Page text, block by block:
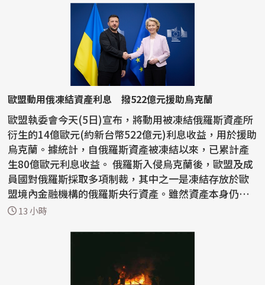
歐盟動用俄凍結資產利息 撥522億元援助烏克蘭
歐盟執委會今天(5日)宣布，將動用被凍結俄羅斯資產所
衍生的14億歐元(約新台幣522億元)利息收益，用於援助
烏克蘭。據統計，自俄羅斯資產被凍結以來，已累計產
生80億歐元利息收益。 俄羅斯入侵烏克蘭後，歐盟及成
員國對俄羅斯採取多項制裁，其中之一是凍結存放於歐
盟境內金融機構的俄羅斯央行資產。雖然資產本身仍
處...13 小時